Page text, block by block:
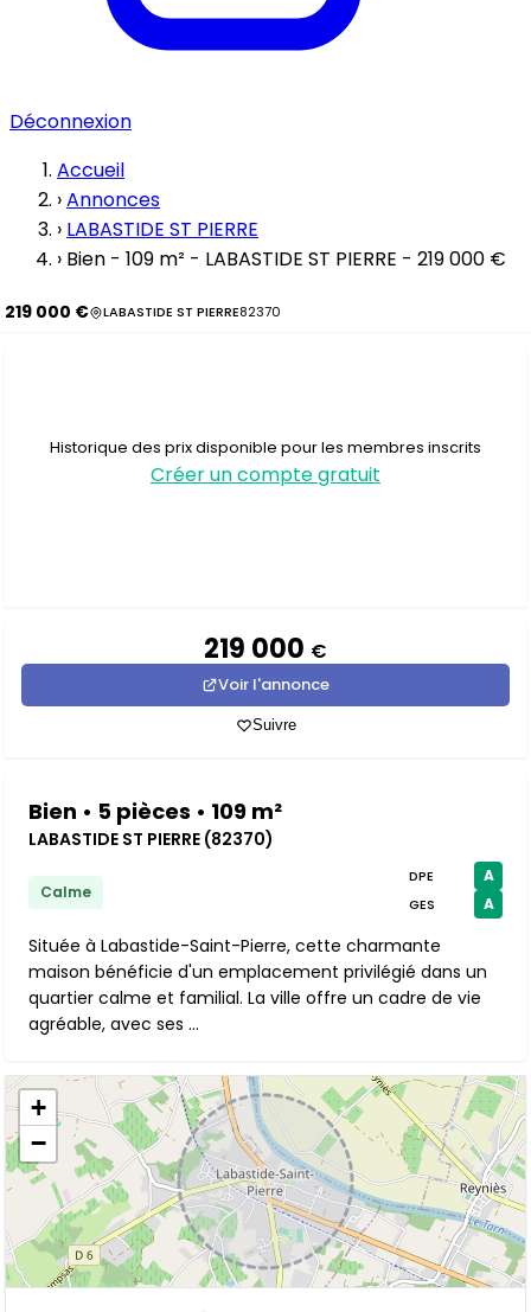
Déconnexion
Accueil
›Annonces
› LABASTIDE ST PIERRE
› Bien - 109 m² - LABASTIDE ST PIERRE - 219 000 €
219 000 € LABASTIDE ST PIERRE82370
Historique des prix disponible pour les membres inscrits
Créer un compte gratuit
219 000 €
Voir l'annonce
Suivre
Bien • 5 pièces • 109 m²
LABASTIDE ST PIERRE (82370)
Calme
DPE A
GES A
Située à Labastide-Saint-Pierre, cette charmante
maison bénéficie d'un emplacement privilégié dans un
quartier calme et familial. La ville offre un cadre de vie
agréable, avec ses ...
+
−